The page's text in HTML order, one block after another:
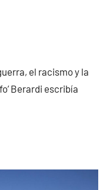
el racismo y la
Berardi escribía